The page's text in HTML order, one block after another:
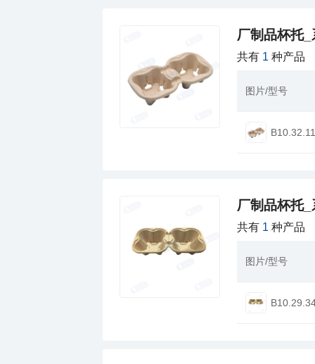
厂制品杯托
共有 1 种产品
图片/型号
厂制品杯托
共有 1 种产品
图片/型号